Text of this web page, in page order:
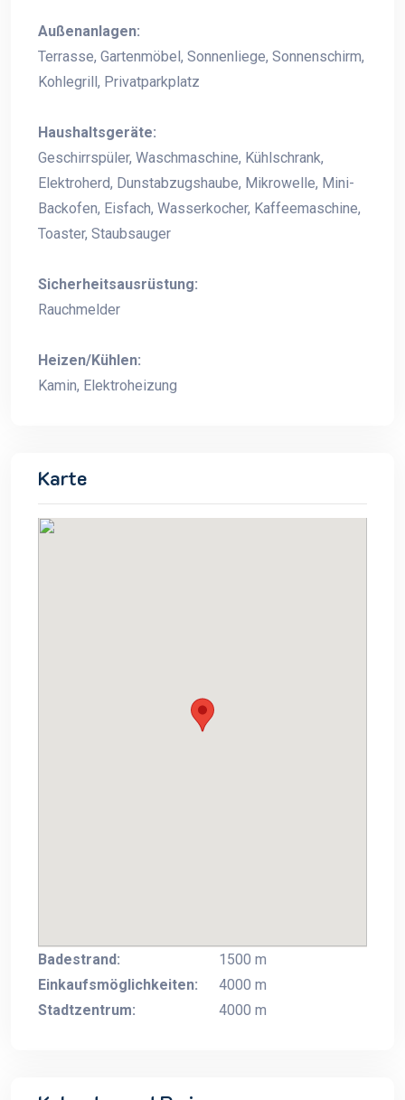
Außenanlagen:
Terrasse, Gartenmöbel, Sonnenliege, Sonnenschirm,
Kohlegrill, Privatparkplatz
Haushaltsgeräte:
Geschirrspüler, Waschmaschine, Kühlschrank,
Elektroherd, Dunstabzugshaube, Mikrowelle, Mini-
Backofen, Eisfach, Wasserkocher, Kaffeemaschine,
Toaster, Staubsauger
Sicherheitsausrüstung:
Rauchmelder
Heizen/Kühlen:
Kamin, Elektroheizung
Karte
Badestrand:
1500 m
Einkaufsmöglichkeiten:
4000 m
Stadtzentrum:
4000 m